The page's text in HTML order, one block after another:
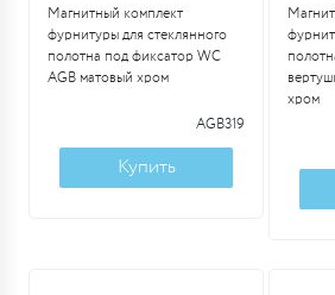
Магнитный комплект
фурнитуры для стеклянного
полотна под фиксатор WC
AGB матовый хром
AGB319
Купить
хром